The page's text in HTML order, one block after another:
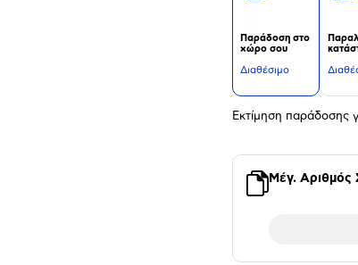
Παράδοση στο
χώρο σου
Διαθέσιμο
Εκτίμηση παράδοσης
Μέγ. Αριθμός